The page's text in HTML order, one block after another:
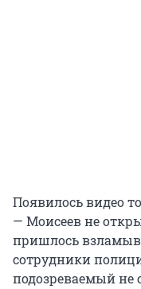
Появилось видео
— Моисеев не
пришлось
сотрудники
подозреваемый не